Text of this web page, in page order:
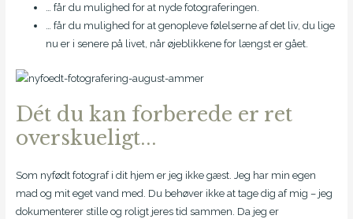
… får du mulighed for at nyde fotograferingen.
… får du mulighed for at genopleve følelserne af det liv, du lige
nu er i senere på livet, når øjeblikkene for længst er gået.
Dét du kan forberede er ret
overskueligt...
Som nyfødt fotograf i dit hjem er jeg ikke gæst. Jeg har min egen
mad og mit eget vand med. Du behøver ikke at tage dig af mig – jeg
dokumenterer stille og roligt jeres tid sammen. Da jeg er